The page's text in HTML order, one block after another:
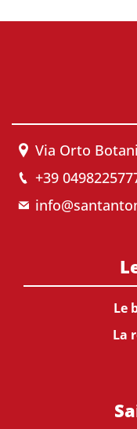
Via Orto
+39
Le
La